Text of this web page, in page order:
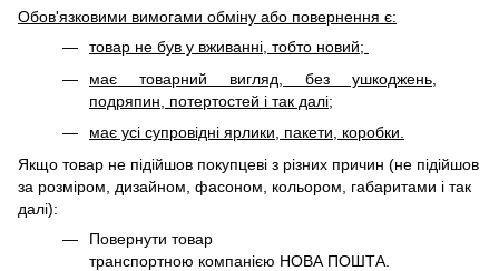
Обов'язковими вимогами обміну або повернення є:
товар не був у вживанні, тобто новий;
має товарний вигляд, без ушкоджень,
подряпин, потертостей і так далі;
має усі супровідні ярлики, пакети, коробки.
Якщо товар не підійшов покупцеві з різних причин (не підійшов
за розміром, дизайном, фасоном, кольором, габаритами і так
далі):
Повернути товар
транспортною компанією НОВА ПОШТА.